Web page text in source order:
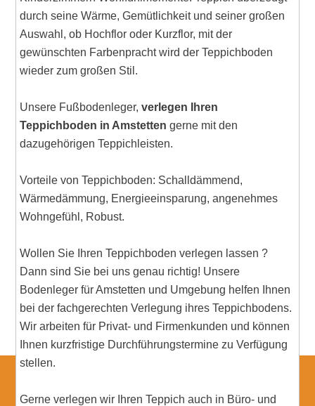
durch seine Wärme, Gemütlichkeit und seiner großen
Auswahl, ob Hochflor oder Kurzflor, mit der
gewünschten Farbenpracht wird der Teppichboden
wieder zum großen Stil.
Unsere Fußbodenleger,verlegen Ihren
Teppichboden in Amstetten gerne mit den
dazugehörigen Teppichleisten.
Vorteile von Teppichboden: Schalldämmend,
Wärmedämmung, Energieeinsparung, angenehmes
Wohngefühl, Robust.
Wollen Sie Ihren Teppichboden verlegen lassen ?
Dann sind Sie bei uns genau richtig! Unsere
Bodenleger für Amstetten und Umgebung helfen Ihnen
bei der fachgerechten Verlegung ihres Teppichbodens.
Wir arbeiten für Privat- und Firmenkunden und können
Ihnen kurzfristige Durchführungstermine zu Verfügung
stellen.
Gerne verlegen wir Ihren Teppich auch in Büro- und